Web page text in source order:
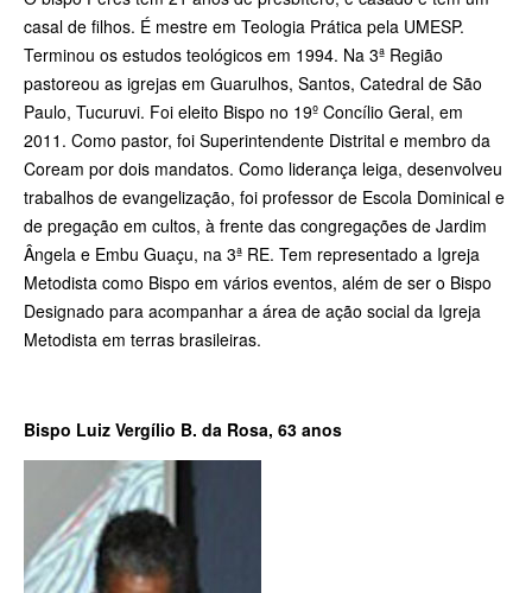
casal de filhos. É mestre em Teologia Prática pela UMESP.
Terminou os estudos teológicos em 1994. Na 3ª Região
pastoreou as igrejas em Guarulhos, Santos, Catedral de São
Paulo, Tucuruvi. Foi eleito Bispo no 19º Concílio Geral, em
2011. Como pastor, foi Superintendente Distrital e membro da
Coream por dois mandatos. Como liderança leiga, desenvolveu
trabalhos de evangelização, foi professor de Escola Dominical e
de pregação em cultos, à frente das congregações de Jardim
Ângela e Embu ­Guaçu, na 3ª RE. Tem representado a Igreja
Metodista como Bispo em vários eventos, além de ser o Bispo
Designado para acompanhar a área de ação social da Igreja
Metodista em terras brasileiras.
Bispo Luiz Vergílio B. da Rosa, 63 anos